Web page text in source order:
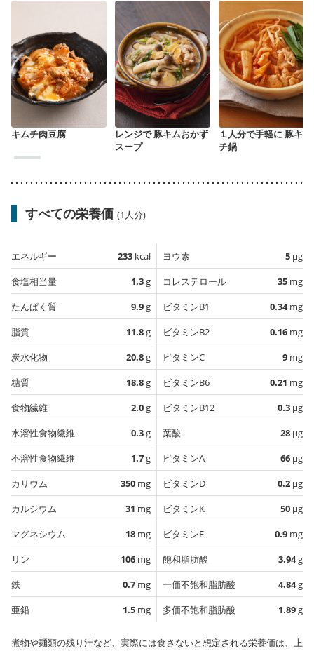
キムチ肉豆腐
レンジで 豚キムおかず
スープ
１人分で手軽に 豚キム
チ鍋
すべての栄養価 (1人分)
エネルギー 233 kcal
食塩相当量
1.3g
たんぱく質
9.9g
脂質
11.8g
炭水化物
20.8g
糖質
18.8g
食物繊維
2.0g
水溶性食物繊維
0.3g
不溶性食物繊維
1.7g
カリウム
350 mg
カルシウム
31 mg
マグネシウム
18 mg
リン
106 mg
鉄
0.7 mg
亜鉛
1.5 mg
ヨウ素 5 µg
コレステロール
35 mg
ビタミンB1
0.34mg
ビタミンB2
0.16 mg
ビタミンC
9 mg
ビタミンB6
0.21 mg
ビタミンB12
0.3 µg
葉酸
28 µg
ビタミンA
66 µg
ビタミンD
0.2 µg
ビタミンK
50 µg
ビタミンE
0.9 mg
飽和脂肪酸
3.94g
一価不飽和脂肪酸
4.84g
多価不飽和脂肪酸
1.89g
煮物や麺類の残り汁など、実際には食さないと想定される栄養価は、上